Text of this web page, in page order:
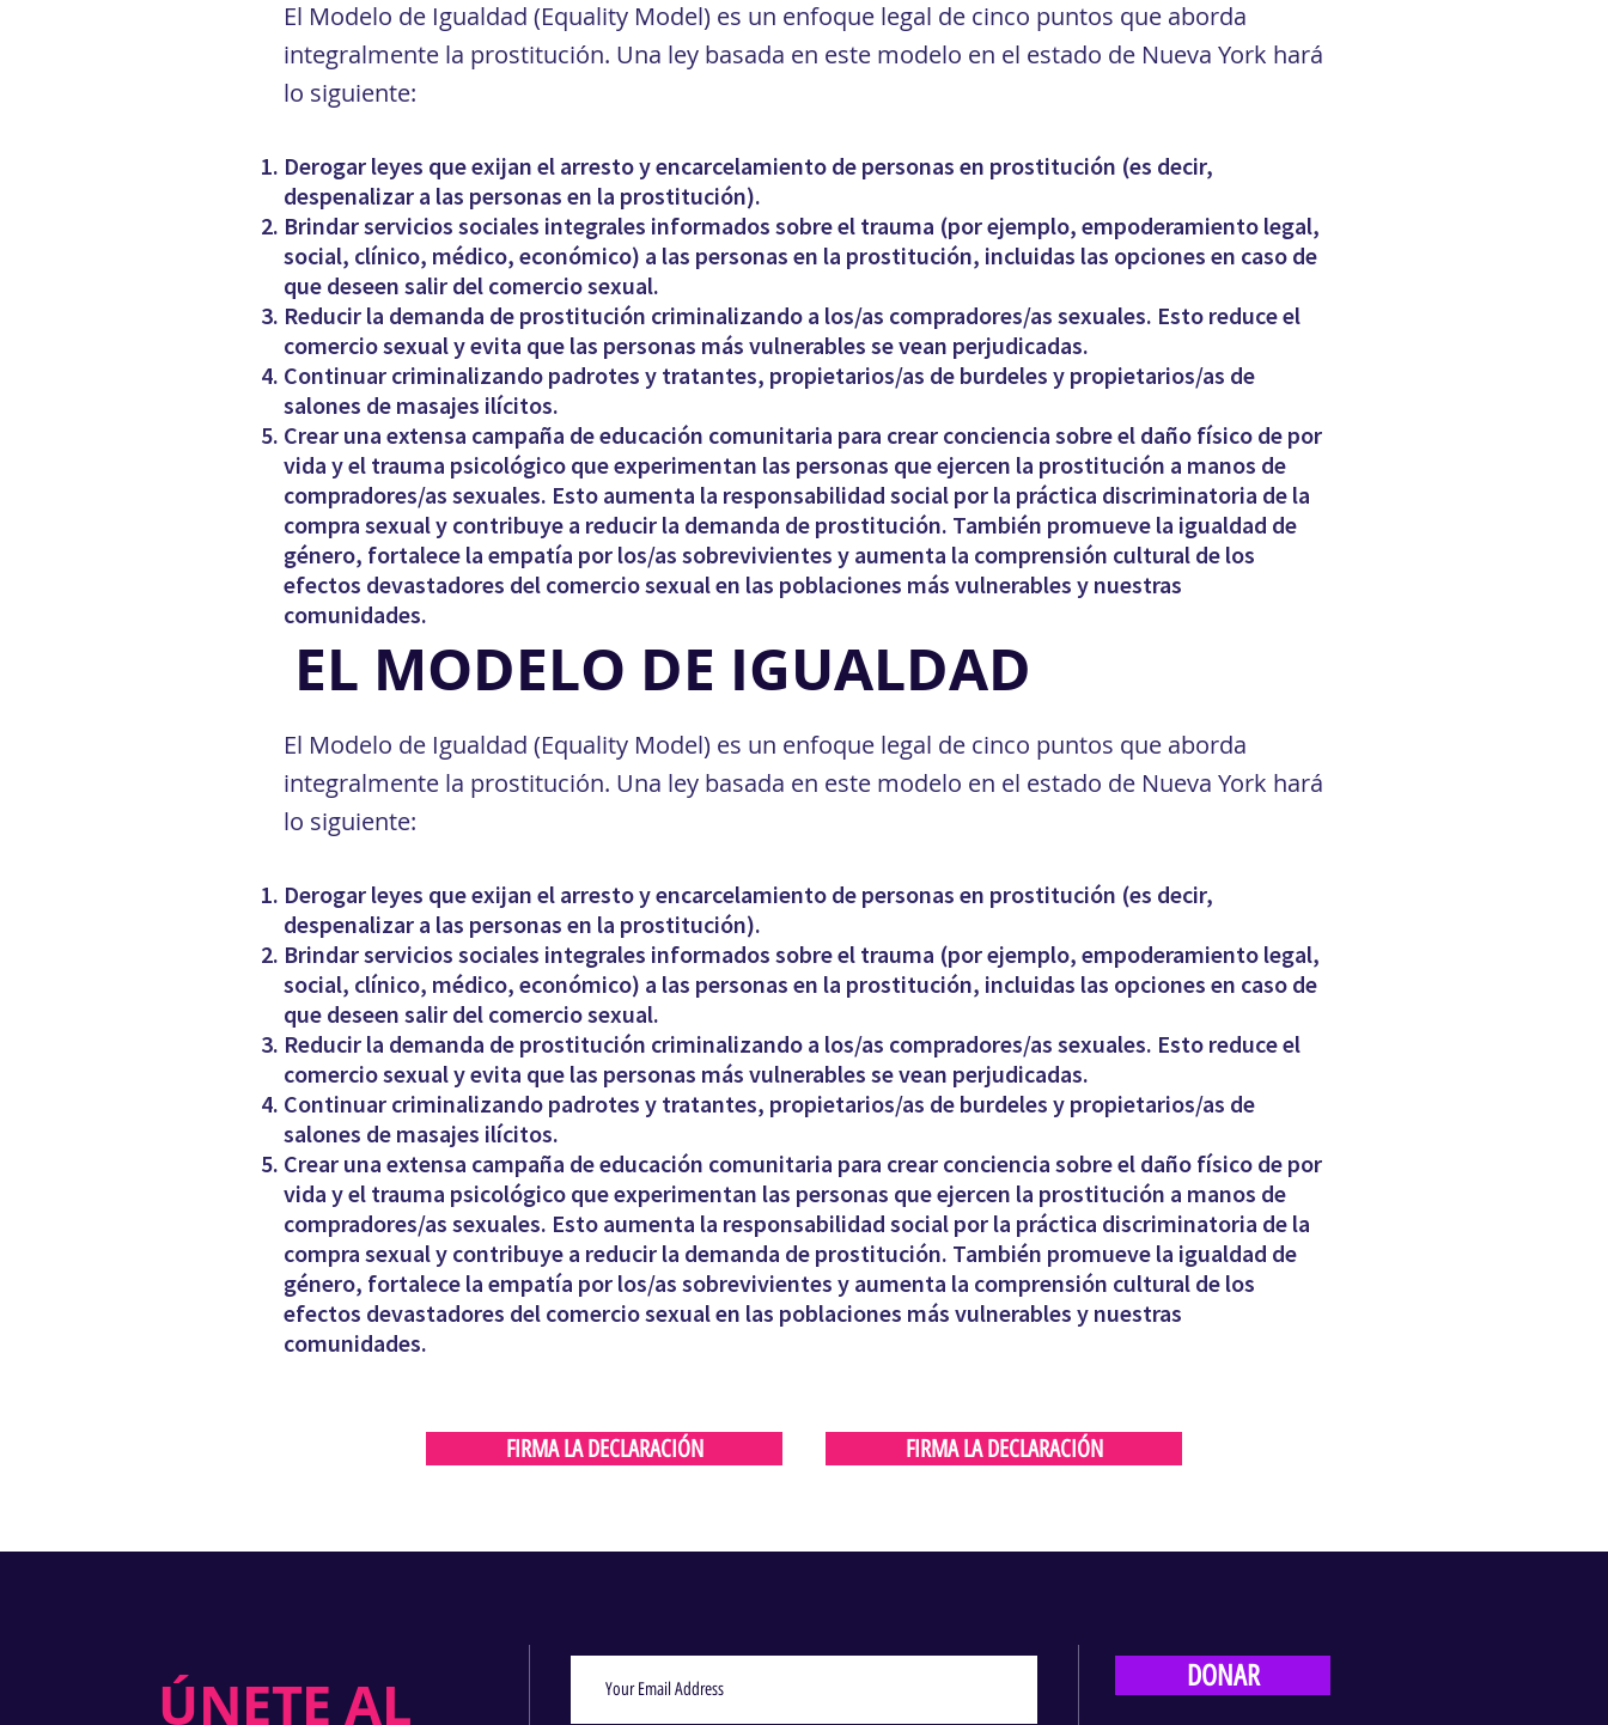
El Modelo de Igualdad (Equality Model) es un enfoque legal de cinco puntos que aborda
integralmente la prostitución. Una ley basada en este modelo en el estado de Nueva York hará
lo siguiente:
Derogar leyes que exijan el arresto y encarcelamiento de personas en prostitución (es decir,
despenalizar a las personas en la prostitución).
Brindar servicios sociales integrales informados sobre el trauma (por ejemplo, empoderamiento legal,
social, clínico, médico, económico) a las personas en la prostitución, incluidas las opciones en caso de
que deseen salir del comercio sexual.
Reducir la demanda de prostitución criminalizando a los/as compradores/as sexuales. Esto reduce el
comercio sexual y evita que las personas más vulnerables se vean perjudicadas.
Continuar criminalizando padrotes y tratantes, propietarios/as de burdeles y propietarios/as de
salones de masajes ilícitos.
Crear una extensa campaña de educación comunitaria para crear conciencia sobre el daño físico de por
vida y el trauma psicológico que experimentan las personas que ejercen la prostitución a manos de
compradores/as sexuales. Esto aumenta la responsabilidad social por la práctica discriminatoria de la
compra sexual y contribuye a reducir la demanda de prostitución. También promueve la igualdad de
género, fortalece la empatía por los/as sobrevivientes y aumenta la comprensión cultural de los
efectos devastadores del comercio sexual en las poblaciones más vulnerables y nuestras
comunidades.
EL MODELO DE IGUALDAD
El Modelo de Igualdad (Equality Model) es un enfoque legal de cinco puntos que aborda
integralmente la prostitución. Una ley basada en este modelo en el estado de Nueva York hará
lo siguiente:
Derogar leyes que exijan el arresto y encarcelamiento de personas en prostitución (es decir,
despenalizar a las personas en la prostitución).
Brindar servicios sociales integrales informados sobre el trauma (por ejemplo, empoderamiento legal,
social, clínico, médico, económico) a las personas en la prostitución, incluidas las opciones en caso de
que deseen salir del comercio sexual.
Reducir la demanda de prostitución criminalizando a los/as compradores/as sexuales. Esto reduce el
comercio sexual y evita que las personas más vulnerables se vean perjudicadas.
Continuar criminalizando padrotes y tratantes, propietarios/as de burdeles y propietarios/as de
salones de masajes ilícitos.
Crear una extensa campaña de educación comunitaria para crear conciencia sobre el daño físico de por
vida y el trauma psicológico que experimentan las personas que ejercen la prostitución a manos de
compradores/as sexuales. Esto aumenta la responsabilidad social por la práctica discriminatoria de la
compra sexual y contribuye a reducir la demanda de prostitución. También promueve la igualdad de
género, fortalece la empatía por los/as sobrevivientes y aumenta la comprensión cultural de los
efectos devastadores del comercio sexual en las poblaciones más vulnerables y nuestras
comunidades.
FIRMA LA DECLARACIÓN FIRMA LA DECLARACIÓN
ÚNETE AL DONAR